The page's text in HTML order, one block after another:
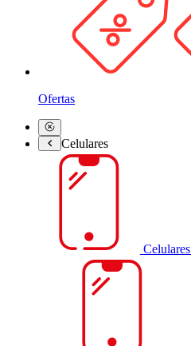
Ofertas
Celulares
Celulares